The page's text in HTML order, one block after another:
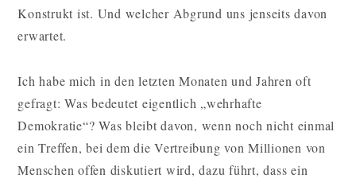
Konstrukt ist. Und welcher Abgrund uns jenseits davon
erwartet.
Ich habe mich in den letzten Monaten und Jahren oft
gefragt: Was bedeutet eigentlich „wehrhafte
Demokratie“? Was bleibt davon, wenn noch nicht einmal
ein Treffen, bei dem die Vertreibung von Millionen von
Menschen offen diskutiert wird, dazu führt, dass ein